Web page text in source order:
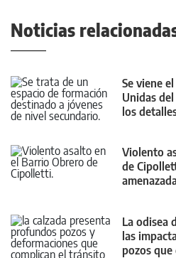
Noticias
Se viene
Unidas
los
Violento
de
La odisea
las
pozos que